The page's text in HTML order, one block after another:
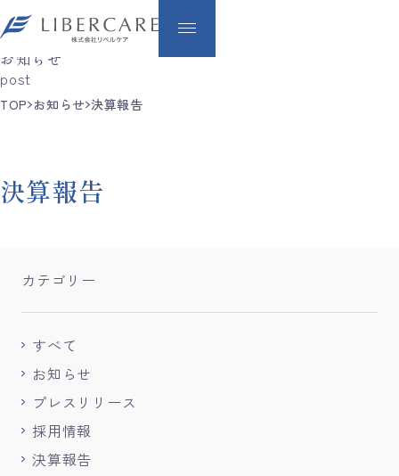
News
お知らせ
post
TOP お知らせ 決算報告
カテゴリー
すべて
お知らせ
プレスリリース
採用情報
決算報告
決算報告